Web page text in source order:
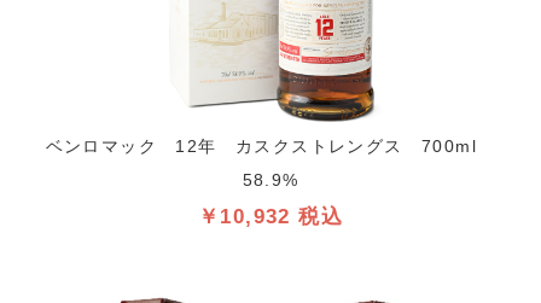
ベンロマック 12年 カスクストレングス 700ml
58.9%
￥10,932 税込